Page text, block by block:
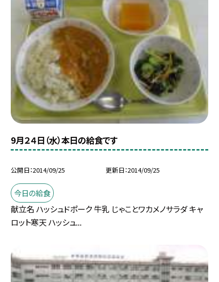
9月２４日（水）本日の給食です
公開日 2014/09/25 更新日 2014/09/25
今日の給食
献立名 ハッシュドポーク 牛乳 じゃことワカメノサラダ キャ
ロット寒天 ハッシュ...